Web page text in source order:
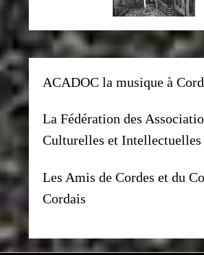
ACADOC la musique à
La Fédération des
Culturelles et Intellectuelles
Les Amis de Cordes et du
Cordais